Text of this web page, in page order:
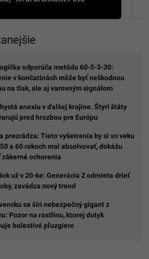
odporúča metódu 60-5-3-30:
v končatinách môže byť neškodnou
na tlak, ale aj varovným signálom
anexiu v ďalšej krajine. Štyri štáty
pred hrozbou pre Európu
prezrádza: Tieto vyšetrenia by si vo veku
a 60 rokoch mal absolvovať, dokážu
ochorenia
už v 20-ke: Generácia Z odmieta drieť
zavádza nový trend
sa šíri nebezpečný gigant z
Pozor na rastlinu, ktorej dotyk
bolestivé pľuzgiere